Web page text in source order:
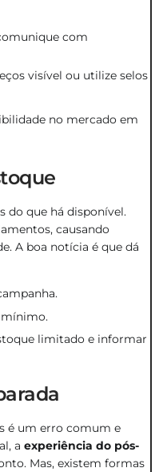
com
visível ou utilize selos
no mercado em
do que há disponível.
causando
A boa notícia é que dá
limitado e informar
é um erro comum e
a experiência do pós-
Mas, existem formas